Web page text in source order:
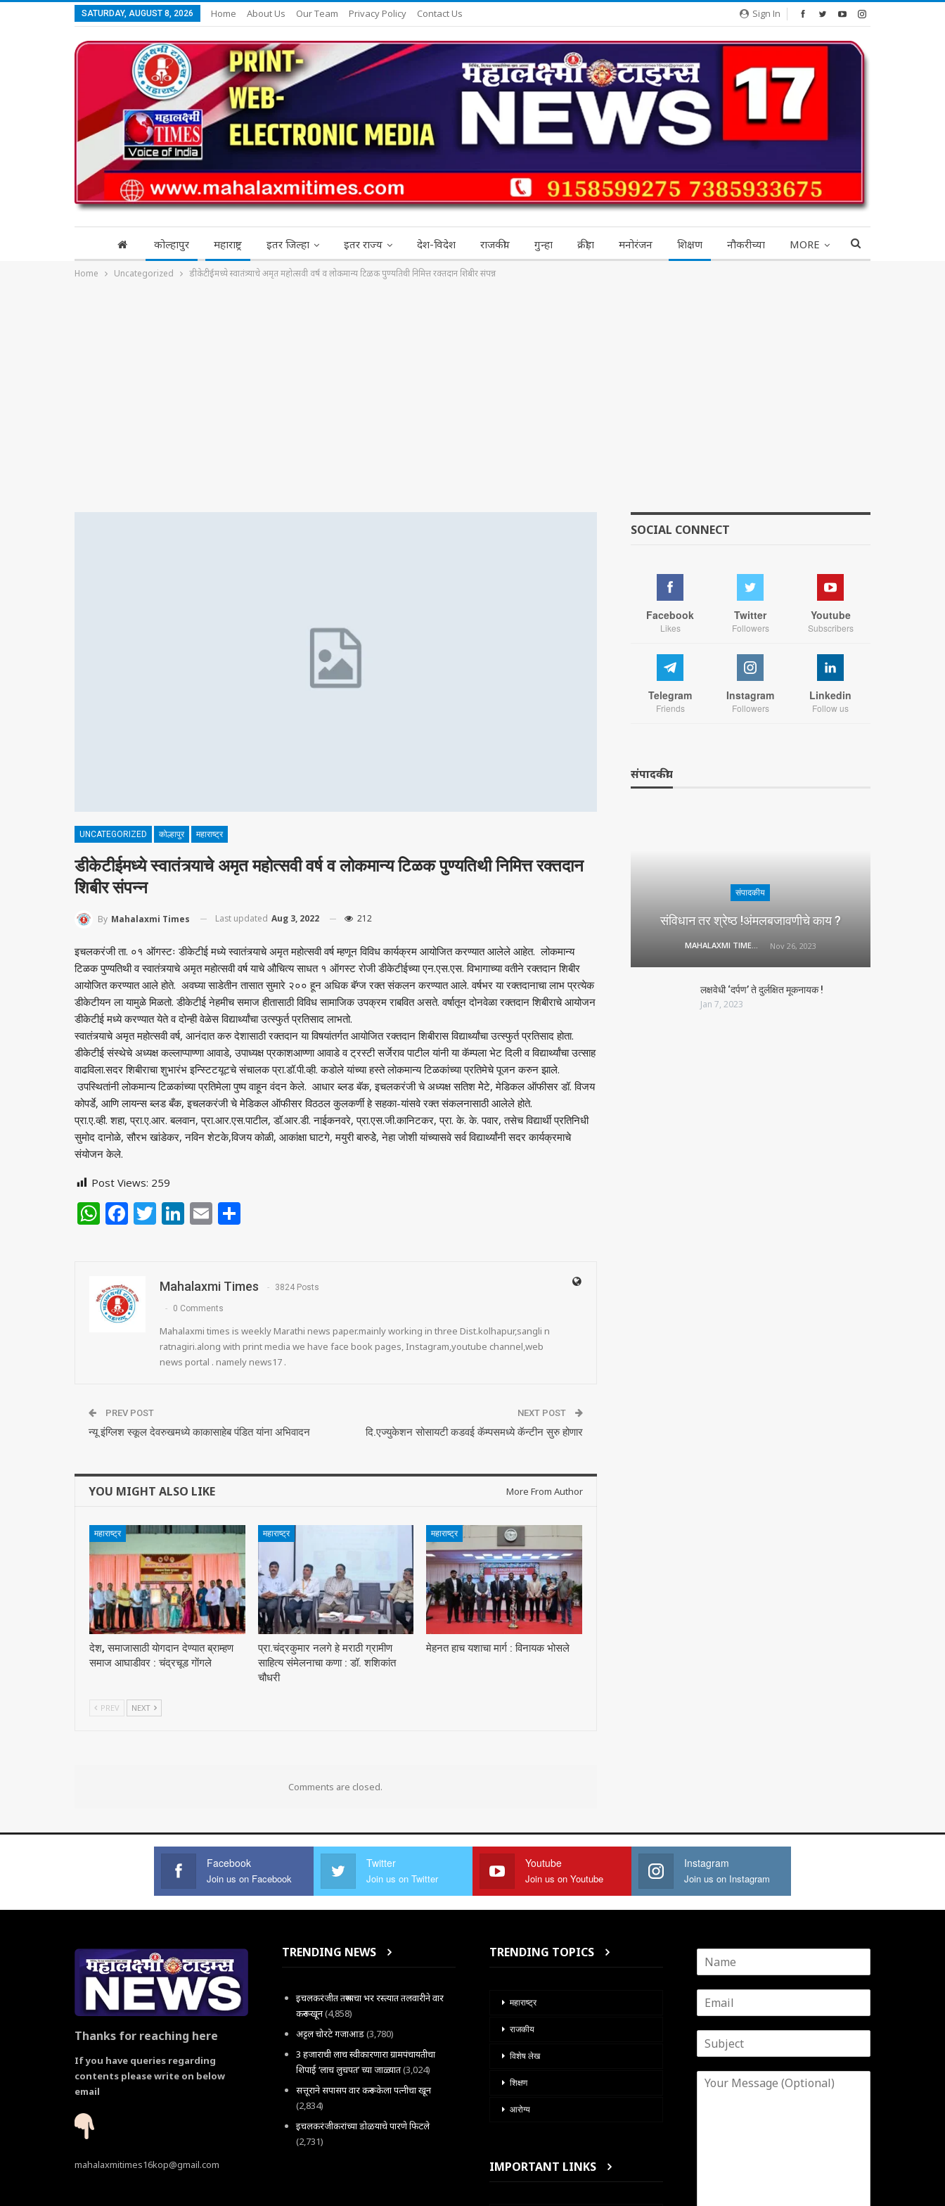
Sign In
SATURDAY, AUGUST 8, 2026 Home About Us Our Team Privacy Policy Contact Us
कोल्हापुर महाराष्ट्र इतर जिल्हा इतर राज्य देश-विदेश राजकीय गुन्हा क्रीड़ा मनोरंजन शिक्षण नौकरीच्या MORE
Home Uncategorized डीकेटीईमध्ये स्वातंत्र्याचे अमृत महोत्सवी वर्ष व लोकमान्य टिळक पुण्यतिथी निमित्त रक्तदान शिबीर संपन्न
UNCATEGORIZED कोल्हापुर महाराष्ट्र
डीकेटीईमध्ये स्वातंत्र्याचे अमृत महोत्सवी वर्ष व लोकमान्य टिळक पुण्यतिथी निमित्त रक्तदान
शिबीर संपन्न
By Mahalaxmi Times Last updated Aug 3, 2022 212
इचलकरंजी ता. ०१ ऑगस्टः डीकेटीई मध्ये स्वातंत्र्याचे अमृत महोत्सवी वर्ष म्हणून विविध कार्यक्रम आयोजित करण्यात आलेले आहेत. लोकमान्य
टिळक पुण्यतिथी व स्वातंत्र्याचे अमृत महोत्सवी वर्ष याचे औचित्य साधत १ ऑगस्ट रोजी डीकेटीईच्या एन.एस.एस. विभागाच्या वतीने रक्तदान शिबीर
आयोजित करण्यात आले होते. अवघ्या साडेतीन तासात सुमारे २०० हून अधिक बॅग्ज रक्त संकलन करण्यात आले. वर्षभर या रक्तदानाचा लाभ प्रत्येक
डीकेटीयन ला यामुळे मिळतो. डीकेटीई नेहमीच समाज हीतासाठी विविध सामाजिक उपक्रम राबवित असते. वर्षातून दोनवेळा रक्तदान शिबीराचे आयोजन
डीकेटीई मध्ये करण्यात येते व दोन्ही वेळेस विद्यार्थ्यांचा उत्स्फुर्त प्रतिसाद लाभतो.
स्वातंत्र्याचे अमृत महोत्सवी वर्ष, आनंदात करु देशासाठी रक्तदान या विषयांतर्गत आयोजित रक्तदान शिबीरास विद्यार्थ्यांचा उत्स्फुर्त प्रतिसाद होता.
डीकेटीई संस्थेचे अध्यक्ष कल्लाप्पाण्णा आवाडे, उपाध्यक्ष प्रकाशआण्णा आवाडे व ट्रस्टी सर्जेराव पाटील यांनी या कॅम्पला भेट दिली व विद्यार्थ्यांचा उत्साह
वाढविला.सदर शिबीराचा शुभारंभ इन्स्टिटयूटचे संचालक प्रा.डॉ.पी.व्ही. कडोले यांच्या हस्ते लोकमान्य टिळकांच्या प्रतिमेचे पूजन करुन झाले.
उपस्थितांनी लोकमान्य टिळकांच्या प्रतिमेला पुष्प वाहून वंदन केले. आधार ब्लड बॅक, इचलकरंजी चे अध्यक्ष सतिश मेेटे, मेडिकल ऑफीसर डॉ. विजय
कोपर्डे, आणि लायन्स ब्लड बँक, इचलकरंजी चे मेडिकल ऑफीसर विठठल कुलकर्णी हे सहका-यांसवे रक्त संकलनासाठी आलेले होते.
प्रा.ए.व्ही. शहा, प्रा.ए.आर. बलवान, प्रा.आर.एस.पाटील, डॉ.आर.डी. नाईकनवरे, प्रा.एस.जी.कानिटकर, प्रा. के. के. पवार, तसेच विद्यार्थी प्रतिनिधी
सुमोद दानोळे, सौरभ खांडेकर, नविन शेटके,विजय कोळी, आकांक्षा घाटगे, मयुरी बारुडेे, नेहा जोशी यांच्यासवे सर्व विद्यार्थ्यांनी सदर कार्यक्रमाचे
संयोजन केले.
Post Views: 259
WhatsApp
Facebook
Twitter
LinkedIn
Email
Mahalaxmi Times 3824 Posts
0 Comments
Mahalaxmi times is weekly Marathi news paper.mainly working in three Dist.kolhapur,sangli n
ratnagiri.along with print media we have face book pages, Instagram,youtube channel,web
news portal . namely news17 .
PREV POST
न्यू इंग्लिश स्कूल देवरुखमध्ये काकासाहेब पंडित यांना अभिवादन
NEXT POST
दि.एज्युकेशन सोसायटी कडवई कॅम्पसमध्ये कॅन्टीन सुरु होणार
YOU MIGHT ALSO LIKE More From Author
महाराष्ट्र
देश, समाजासाठी याेगदान देण्यात ब्राम्हण
समाज आघाडीवर : चंद्रचूड गाेंगले
महाराष्ट्र
प्रा.चंद्रकुमार नलगे हे मराठी ग्रामीण
साहित्य संमेलनाचा कणा : डॉ. शशिकांत
चौधरी
महाराष्ट्र
मेहनत हाच यशाचा मार्ग : विनायक भोसले
PREV NEXT
Comments are closed.
SOCIAL CONNECT
Facebook
Likes
Twitter
Followers
Youtube
Subscribers
Telegram
Friends
Instagram
Followers
Linkedin
Follow us
संपादकीय
संपादकीय
संविधान तर श्रेष्ठ !अंमलबजावणीचे काय ?
MAHALAXMI TIMES Nov 26, 2023
लक्षवेधी ‘दर्पण’ ते दुर्लक्षित मूकनायक !
Jan 7, 2023
Facebook
Join us on Facebook
Twitter
Join us on Twitter
Youtube
Join us on Youtube
Instagram
Join us on Instagram
Thanks for reaching here
If you have queries regarding
contents please write on below
email
mahalaxmitimes16kop@gmail.com
TRENDING NEWS
इचलकरंजीत तरूणाचा भर रस्त्यात तलवारीने वार
करून खून(4,858)
अट्टल चोरटे गजाआड(3,780)
3 हजाराची लाच स्वीकारणारा ग्रामपंचायतीचा
शिपाई ‘लाच लुचपत’ च्या जाळ्यात(3,024)
सत्तूराने सपासप वार करून केला पत्नीचा खून
(2,834)
इचलकरंजीकरांच्या डोळयाचे पारणे फिटले
(2,731)
TRENDING TOPICS
महाराष्ट्र
राजकीय
विशेष लेख
शिक्षण
आरोग्य
IMPORTANT LINKS